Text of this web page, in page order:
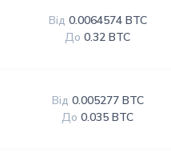
Від 0.0064574 BTC
До 0.32 BTC
Від 0.005277 BTC
До 0.035 BTC